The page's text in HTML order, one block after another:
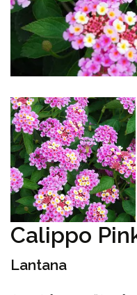
Calippo
Lantana